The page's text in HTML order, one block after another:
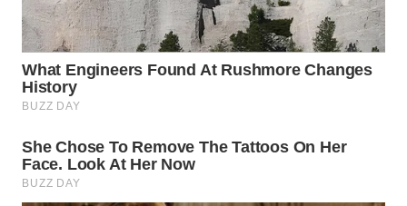
WAHANANEWS
ID
WAHANANEWS
WAHANANEWS
NET